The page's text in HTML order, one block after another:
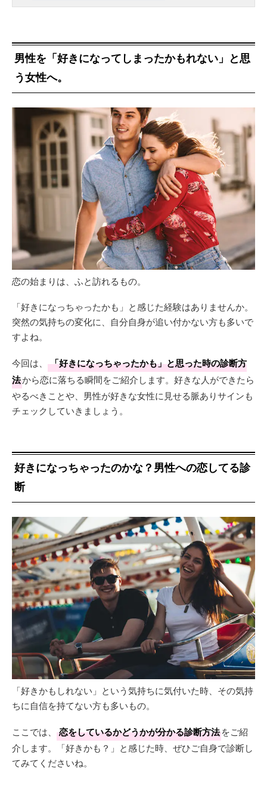
男性を「好きになってしまったかもれない」と思
う女性へ。
恋の始まりは、ふと訪れるもの。
「好きになっちゃったかも」と感じた経験はありませんか。
突然の気持ちの変化に、自分自身が追い付かない方も多いで
すよね。
今回は、
「好きになっちゃったかも」と思った時の診断方
法から恋に落ちる瞬間をご紹介します。好きな人ができたら
やるべきことや、男性が好きな女性に見せる脈ありサインも
チェックしていきましょう。
好きになっちゃったのかな？男性への恋してる診
断
「好きかもしれない」という気持ちに気付いた時、その気持
ちに自信を持てない方も多いもの。
ここでは、 恋をしているかどうかが分かる診断方法をご紹
介します。「好きかも？」と感じた時、ぜひご自身で診断し
てみてくださいね。